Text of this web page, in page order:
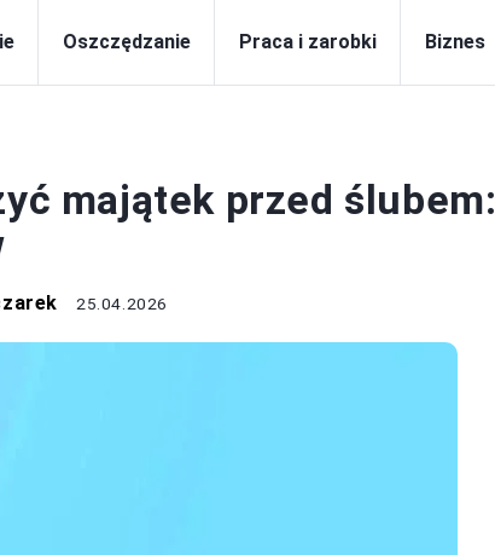
Oszczędzanie Praca i zarobki Biznes
majątek przed ślubem:
25.04.2026